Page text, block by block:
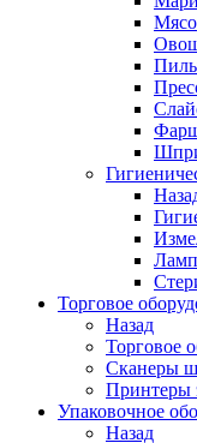
Пилы
Торговое
Назад
Торговое
Сканеры
Принтеры
Упаковочное
Назад